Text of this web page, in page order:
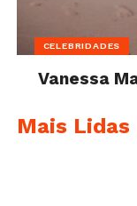
CELEBRIDADES
Vanessa
Mais Lidas